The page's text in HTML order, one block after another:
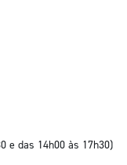
e das 14h00 às 17h30)